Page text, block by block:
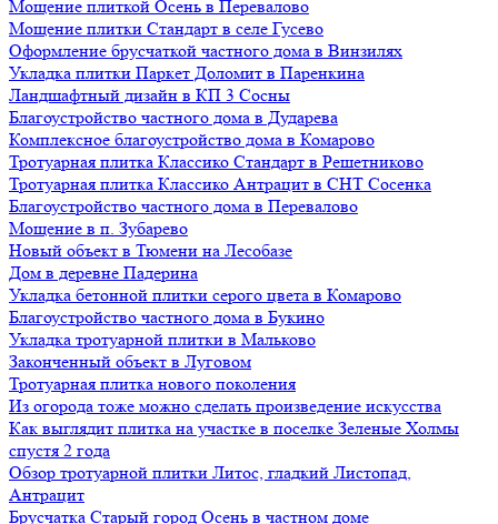
Мощение плиткой Осень в Перевалово
Мощение плитки Стандарт в селе Гусево
Оформление брусчаткой частного дома в Винзилях
Укладка плитки Паркет Доломит в Паренкина
Ландшафтный дизайн в КП 3 Сосны
Благоустройство частного дома в Дударева
Комплексное благоустройство дома в Комарово
Тротуарная плитка Классико Стандарт в Решетниково
Тротуарная плитка Классико Антрацит в СНТ Сосенка
Благоустройство частного дома в Перевалово
Мощение в п. Зубарево
Новый объект в Тюмени на Лесобазе
Дом в деревне Падерина
Укладка бетонной плитки серого цвета в Комарово
Благоустройство частного дома в Букино
Укладка тротуарной плитки в Мальково
Законченный объект в Луговом
Тротуарная плитка нового поколения
Из огорода тоже можно сделать произведение искусства
Как выглядит плитка на участке в поселке Зеленые Холмы
спустя 2 года
Обзор тротуарной плитки Литос, гладкий Листопад,
Антрацит
Брусчатка Старый город Осень в частном доме